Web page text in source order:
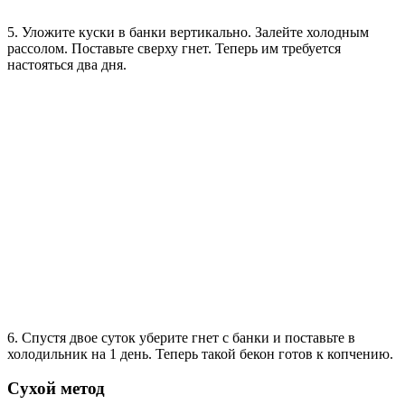
5. Уложите куски в банки вертикально. Залейте холодным
рассолом. Поставьте сверху гнет. Теперь им требуется
настояться два дня.
6. Спустя двое суток уберите гнет с банки и поставьте в
холодильник на 1 день. Теперь такой бекон готов к копчению.
Сухой метод